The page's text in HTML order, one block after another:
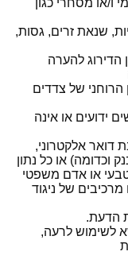
ו/או מסחרי כגון
שנאת זרים, גסות,
הדירוג להערה
הרוחני של צדדים
ידועים או אינה
דואר אלקטרוני,
וכדומה) או כל נתון
או אדם משפטי
של ניגוד
הדעת.
לשימוש לרעה,